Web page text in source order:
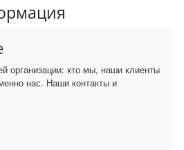
организации: кто мы, наши клиенты
нас. Наши контакты и